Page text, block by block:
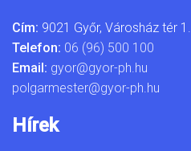
Cím: 9021 Győr, Városház tér 1.
Telefon: 06 (96) 500 100
Email: gyor@gyor-ph.hu
polgarmester@gyor-ph.hu
Hírek